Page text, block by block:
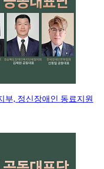
부, 정신장애인 동료지원